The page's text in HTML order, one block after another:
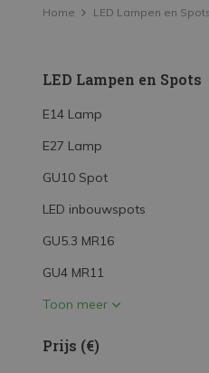
LED Railspots
LED TL
LED Plafondlampen
LED Schijnwerpers
LED High Bay lampen
LED Strips
Decoratieve
LED Buitenverlichting
LED Noodverlichting
Installatiemateriaal
Home LED Lampen en
LED Lampen en Spots
E14 Lamp
E27 Lamp
GU10 Spot
LED inbouwspots
GU5.3 MR16
GU4 MR11
Toon meer
Prijs (€)